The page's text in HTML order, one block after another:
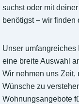
suchst oder mit
benötigst – wir finden
Unser
eine breite Auswahl
Wir nehmen uns Zeit,
Wünsche zu
Wohnungsangebote